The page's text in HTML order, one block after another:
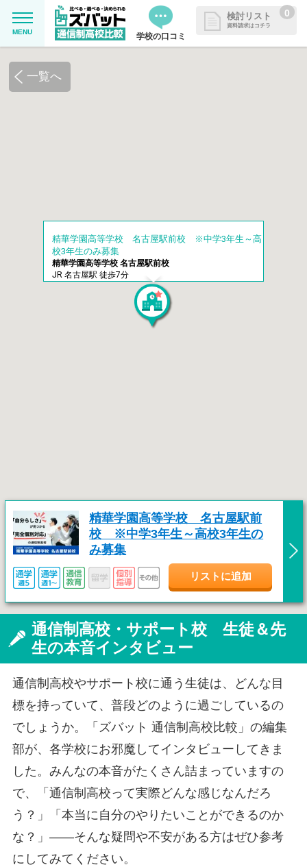
MENU 学校の口コミ
検討リスト
資料請求はコチラ
0
学校を探したい
掲載を希望される学校様へ
一覧へ
精華学園高等学校 名古屋駅前校 ※中学3年生～高
校3年生のみ募集
精華学園高等学校 名古屋駅前校
JR 名古屋駅 徒歩7分
精華学園高等学校 名古屋駅前
校 ※中学3年生～高校3年生の
み募集
リストに追加
通信制高校・サポート校 生徒＆先
生の本音インタビュー
通信制高校やサポート校に通う生徒は、どんな目
標を持っていて、普段どのように過ごしているの
でしょうか。「ズバット 通信制高校比較」の編集
部が、各学校にお邪魔してインタビューしてきま
した。みんなの本音がたくさん詰まっていますの
で、「通信制高校って実際どんな感じなんだろ
う？」「本当に自分のやりたいことができるのか
な？」――そんな疑問や不安がある方はぜひ参考
にしてみてください。